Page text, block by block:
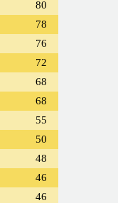
80
78
76
72
68
68
55
50
48
46
46